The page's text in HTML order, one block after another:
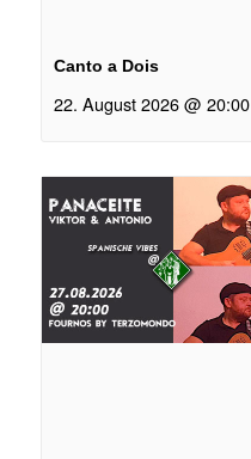
Canto a Dois
22. August 2026 @ 20:00